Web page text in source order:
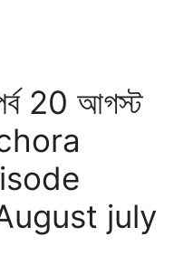
20 আগস্ট
july